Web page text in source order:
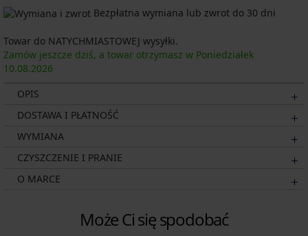
Bezpłatna wymiana lub zwrot do 30 dni
Towar do NATYCHMIASTOWEJ wysyłki.
Zamów jeszcze dziś, a towar otrzymasz w Poniedziałek
10.08.2026
OPIS
DOSTAWA I PŁATNOŚĆ
WYMIANA
CZYSZCZENIE I PRANIE
O MARCE
Może Ci się spodobać